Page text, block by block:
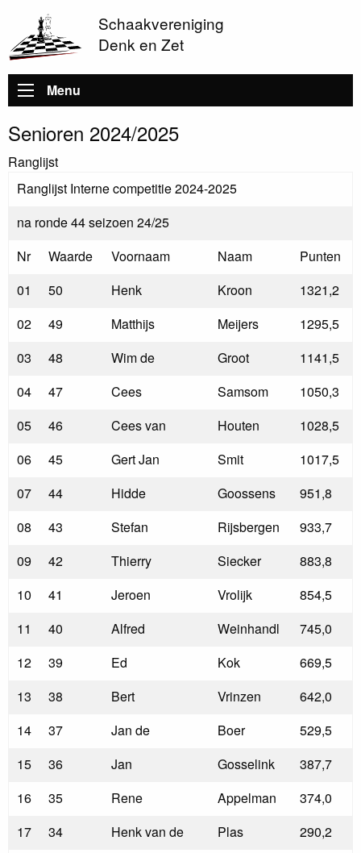
Schaakvereniging
Denk en Zet
Hoofdnavigatie
Menu
Senioren 2024/2025
Ranglijst
Ranglijst Interne competitie 2024-2025
na ronde 44 seizoen 24/25
Nr
Waarde Voornaam Naam
Punten
01
50 Henk Kroon
1321,2
02
49 Matthijs Meijers
1295,5
03
48 Wim de Groot
1141,5
04
47 Cees Samsom
1050,3
05
46 Cees van Houten
1028,5
06
45 Gert Jan Smit
1017,5
07
44 Hidde Goossens
951,8
08
43 Stefan Rijsbergen
933,7
09
42 Thierry Siecker
883,8
10
41 Jeroen Vrolijk
854,5
11
40 Alfred Weinhandl
745,0
12
39 Ed Kok
669,5
13
38 Bert Vrinzen
642,0
14
37 Jan de Boer
529,5
15
36 Jan Gosselink
387,7
16
35 Rene Appelman
374,0
17
34 Henk van de Plas
290,2